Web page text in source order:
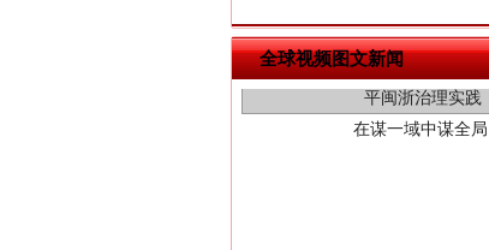
全球视频图文新闻
在谋一域中谋全局